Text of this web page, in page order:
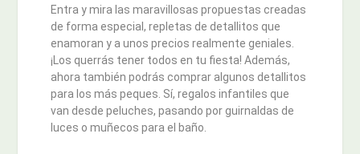
Entra y mira las maravillosas propuestas creadas
de forma especial, repletas de detallitos que
enamoran y a unos precios realmente geniales.
¡Los querrás tener todos en tu fiesta! Además,
ahora también podrás comprar algunos detallitos
para los más peques. Sí, regalos infantiles que
van desde peluches, pasando por guirnaldas de
luces o muñecos para el baño.